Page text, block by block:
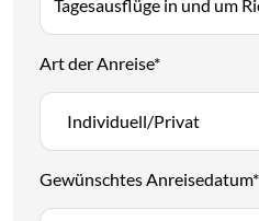
Art der Anreise*
Individuell/Privat
Gewünschtes Anreisedatum*